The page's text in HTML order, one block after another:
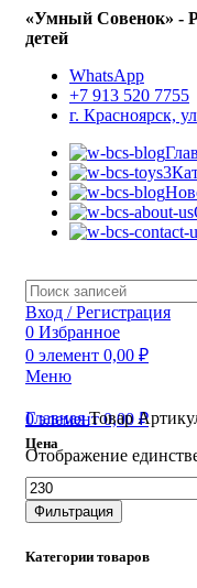
«Умный Совенок» -
детей
WhatsApp
+7 913 520 7755
г. Красноярск,
Вход / Регистрация
0 Избранное
0 элемент 0,00 ₽
Меню
0элемент 0,00₽
ГлавнаяТовар
Отображение
Цена
Минимальная
цена
Фильтрация
Категории товаров